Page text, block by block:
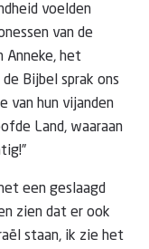
voelden
van de
Anneke, het
Bijbel sprak ons
van hun vijanden
Land, waaraan
een geslaagd
zien dat er ook
staan, ik zie het